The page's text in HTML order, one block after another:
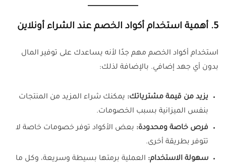
5. أهمية استخدام أكواد الخصم عند الشراء أونلاين
استخدام أكواد الخصم مهم جدًا لأنه يساعدك على توفير المال
بدون أي جهد إضافي. بالإضافة لذلك:
يزيد من قيمة مشترياتك: يمكنك شراء المزيد من المنتجات
بنفس الميزانية بسبب الخصومات.
فرص خاصة ومحدودة: بعض الأكواد توفر خصومات خاصة لا
تتوفر بطريقة أخرى.
سهولة الاستخدام: العملية برمتها بسيطة وسريعة، وكل ما